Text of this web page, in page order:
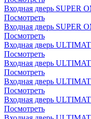
Входная дверь SUPER
Посмотреть
Входная дверь SUPER
Посмотреть
Входная дверь
Посмотреть
Входная дверь
Посмотреть
Входная дверь
Посмотреть
Входная дверь
Посмотреть